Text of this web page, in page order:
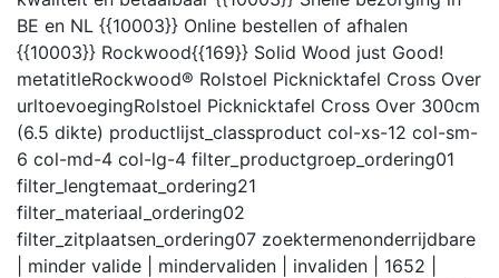
BE en NL {{10003}} Online bestellen of afhalen
{{10003}} Rockwood{{169}} Solid Wood just Good!
metatitleRockwood® Rolstoel Picknicktafel Cross Over
urltoevoegingRolstoel Picknicktafel Cross Over 300cm
(6.5 dikte) productlijst_classproduct col-xs-12 col-sm-
6 col-md-4 col-lg-4 filter_productgroep_ordering01
filter_lengtemaat_ordering21
filter_materiaal_ordering02
filter_zitplaatsen_ordering07 zoektermenonderrijdbare
| minder valide | mindervaliden | invaliden | 1652 |